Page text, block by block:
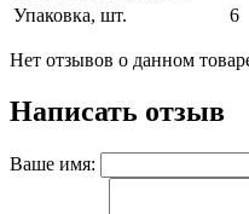
Упаковка, шт.
6
Нет отзывов о данном
Написать отзыв
Ваше имя: